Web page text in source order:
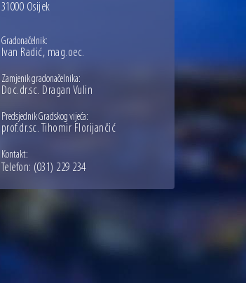
31000 Osijek
Gradonačelnik:
Ivan Radić, mag.oec.
Zamjenik gradonačelnika:
Doc.dr.sc. Dragan Vulin
Predsjednik Gradskog vijeća:
prof.dr.sc. Tihomir Florijančić
Kontakt:
Telefon: (031) 229 234